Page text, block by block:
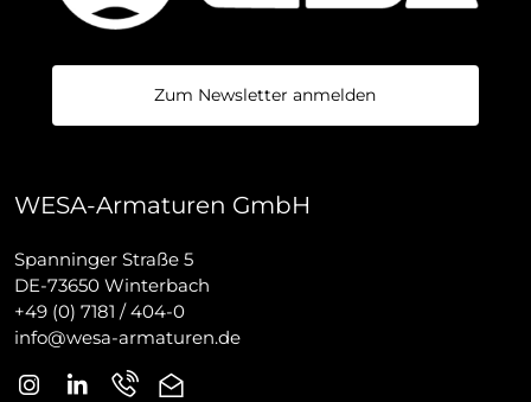
Zum Newsletter anmelden
WESA-Armaturen GmbH
Spanninger Straße 5
DE-73650 Winterbach
+49 (0) 7181 / 404-0
info@wesa-armaturen.de